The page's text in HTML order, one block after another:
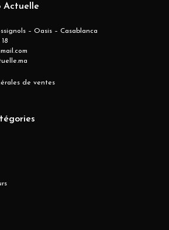
Actuelle
– Oasis – Casablanca
de ventes